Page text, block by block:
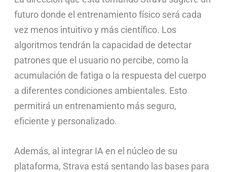
futuro donde el entrenamiento físico será cada
vez menos intuitivo y más científico. Los
algoritmos tendrán la capacidad de detectar
patrones que el usuario no percibe, como la
acumulación de fatiga o la respuesta del cuerpo
a diferentes condiciones ambientales. Esto
permitirá un entrenamiento más seguro,
eficiente y personalizado.
Además, al integrar IA en el núcleo de su
plataforma, Strava está sentando las bases para